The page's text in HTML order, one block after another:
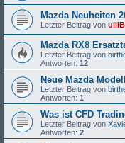
Mazda Neuheiten
Letzter Beitrag von ulliB
Mazda RX8
Letzter Beitrag von
Antworten: 12
Neue Mazda
Letzter Beitrag von
Antworten: 1
Was ist CFD
Letzter Beitrag von
Antworten: 2